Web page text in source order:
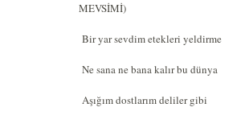
MEVSİMİ)
Bir yar sevdim etekleri yeldirme
Ne sana ne bana kalır bu dünya
Aşığım dostlarım deliler gibi